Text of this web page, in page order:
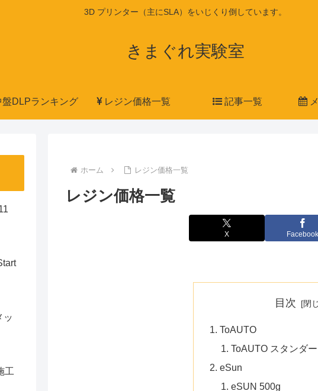
3D プリンター（主にSLA）をいじくり倒しています。
きまぐれ実験室
盤DLPランキング レジン価格一覧 記事一覧
ホーム レジン価格一覧
レジン価格一覧
X Facebook
目次
ToAUTO
ToAUTO スタンダ
eSun
eSUN 500g
ッ
工